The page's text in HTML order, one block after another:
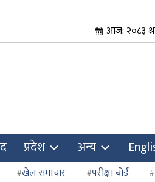
आज: २०८३
प्रदेश अन्य
खेल समाचार परीक्षा बोर्ड